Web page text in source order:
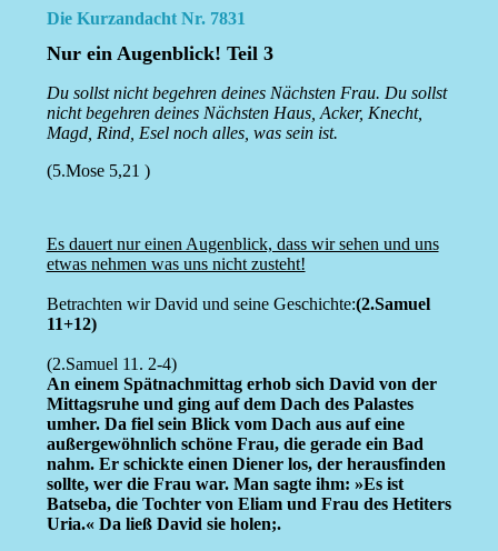
Die Kurzandacht Nr. 7831
Nur ein Augenblick! Teil 3
Du sollst nicht begehren deines Nächsten Frau. Du sollst
nicht begehren deines Nächsten Haus, Acker, Knecht,
Magd, Rind, Esel noch alles, was sein ist.
(5.Mose 5,21 )
Es dauert nur einen Augenblick, dass wir sehen und uns
etwas nehmen was uns nicht zusteht!
Betrachten wir David und seine Geschichte:(2.Samuel
11+12)
(2.Samuel 11. 2-4)
An einem Spätnachmittag erhob sich David von der
Mittagsruhe und ging auf dem Dach des Palastes
umher. Da fiel sein Blick vom Dach aus auf eine
außergewöhnlich schöne Frau, die gerade ein Bad
nahm. Er schickte einen Diener los, der herausfinden
sollte, wer die Frau war. Man sagte ihm: »Es ist
Batseba, die Tochter von Eliam und Frau des Hetiters
Uria.« Da ließ David sie holen;.